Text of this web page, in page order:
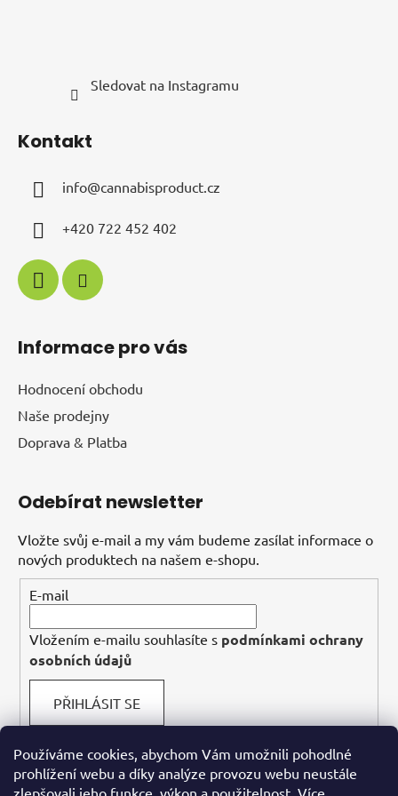
Používáme cookies, abychom Vám umožnili pohodlné
prohlížení webu a díky analýze provozu webu neustále
zlepšovali jeho funkce, výkon a použitelnost. Více
Sledovat na Instagramu
Kontakt
info@cannabisproduct.cz
+420 722 452 402
Informace pro vás
Hodnocení obchodu
Naše prodejny
Doprava & Platba
Odebírat newsletter
Vložte svůj e-mail a my vám budeme zasílat informace o
nových produktech na našem e-shopu.
E-mail
Vložením e-mailu souhlasíte s podmínkami ochrany
osobních údajů
PŘIHLÁSIT SE
Facebook